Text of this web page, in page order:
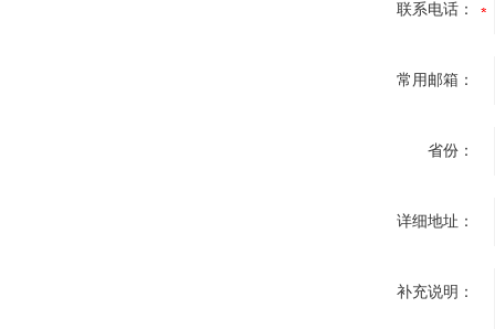
联系电话：
常用邮箱：
省份：
详细地址：
补充说明：